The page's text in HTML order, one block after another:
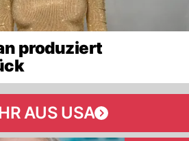
produziert
AUS USA